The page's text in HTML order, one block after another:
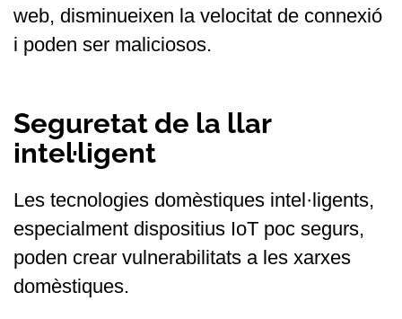
web, disminueixen la velocitat de connexió
i poden ser maliciosos.
Seguretat de la llar
intel·ligent
Les tecnologies domèstiques intel·ligents,
especialment dispositius IoT poc segurs,
poden crear vulnerabilitats a les xarxes
domèstiques.